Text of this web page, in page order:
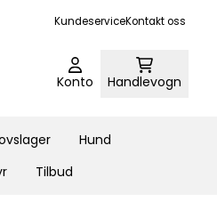
KundeserviceKontakt oss
Konto Handlevogn
Hund
Tilbud